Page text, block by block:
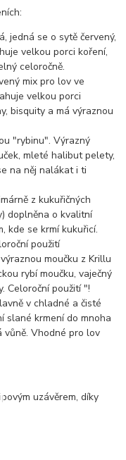
jedná se o sytě červený,
velkou porci koření,
celoročně.
mix pro lov ve
velkou porci
bisquity a má výraznou
"rybinu". Výrazný
mleté halibut pelety,
na něj nalákat i ti
z kukuřičných
doplněna o kvalitní
kde se krmí kukuřicí.
použití
moučku z Krillu
rybí moučku, vaječný
Celoroční použití "!
v chladné a čisté
slané krmení do mnoha
vůně. Vhodné pro lov
uzávěrem, díky